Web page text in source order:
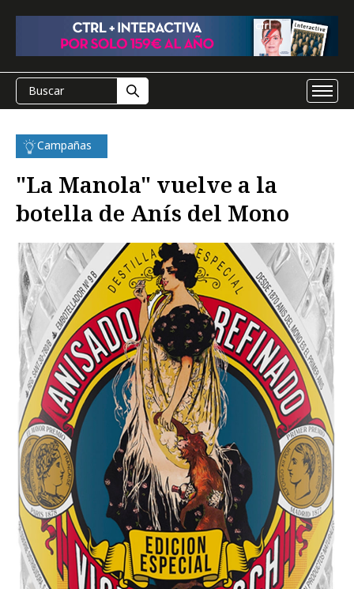
Campañas
"La Manola" vuelve a la
botella de Anís del Mono